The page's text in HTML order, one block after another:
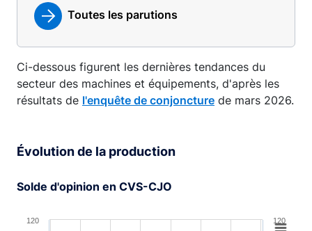
Toutes les parutions
Ci-dessous figurent les dernières tendances du
secteur des machines et équipements, d'après les
résultats de l'enquête de conjoncture de mars 2026.
Évolution de la production
Solde d'opinion en CVS-CJO
120 120